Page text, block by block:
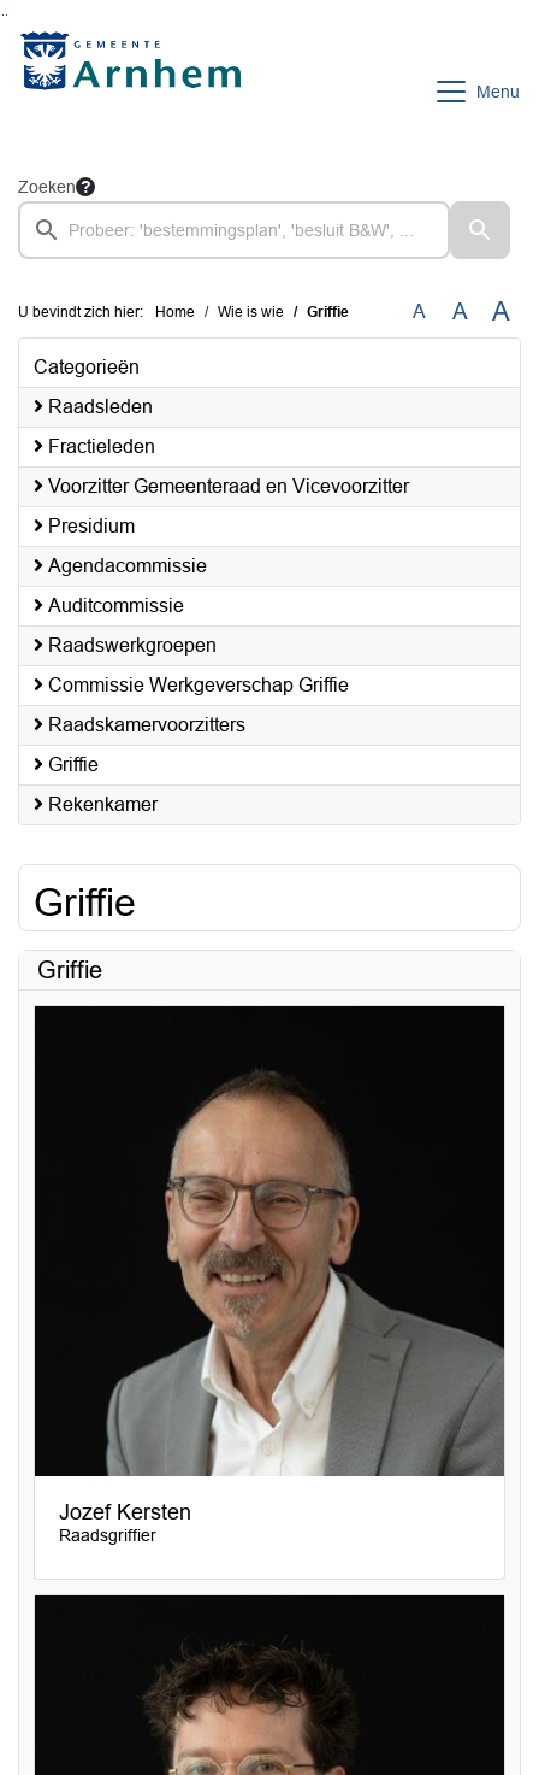
Menu
Zoeken
U bevindt zich hier: Home Wie is wie Griffie A A A
Categorieën
Raadsleden
Fractieleden
Voorzitter Gemeenteraad en Vicevoorzitter
Presidium
Agendacommissie
Auditcommissie
Raadswerkgroepen
Commissie Werkgeverschap Griffie
Raadskamervoorzitters
Griffie
Rekenkamer
Griffie
Griffie
Jozef Kersten
Raadsgriffier